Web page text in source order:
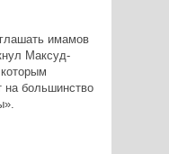
имамов
Максуд-
на большинство